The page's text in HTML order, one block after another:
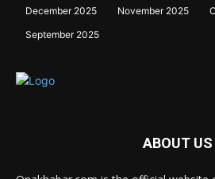
December 2025
November 2025
September 2025
ABOUT US